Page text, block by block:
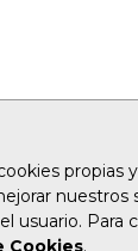
propias
nuestros
usuario. Para
Cookies.